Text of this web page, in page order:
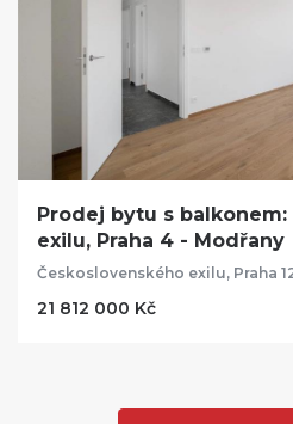
Prodej bytu s
exilu, Praha 4 - Modřany
Československého exilu, Praha 12
21 812 000 Kč